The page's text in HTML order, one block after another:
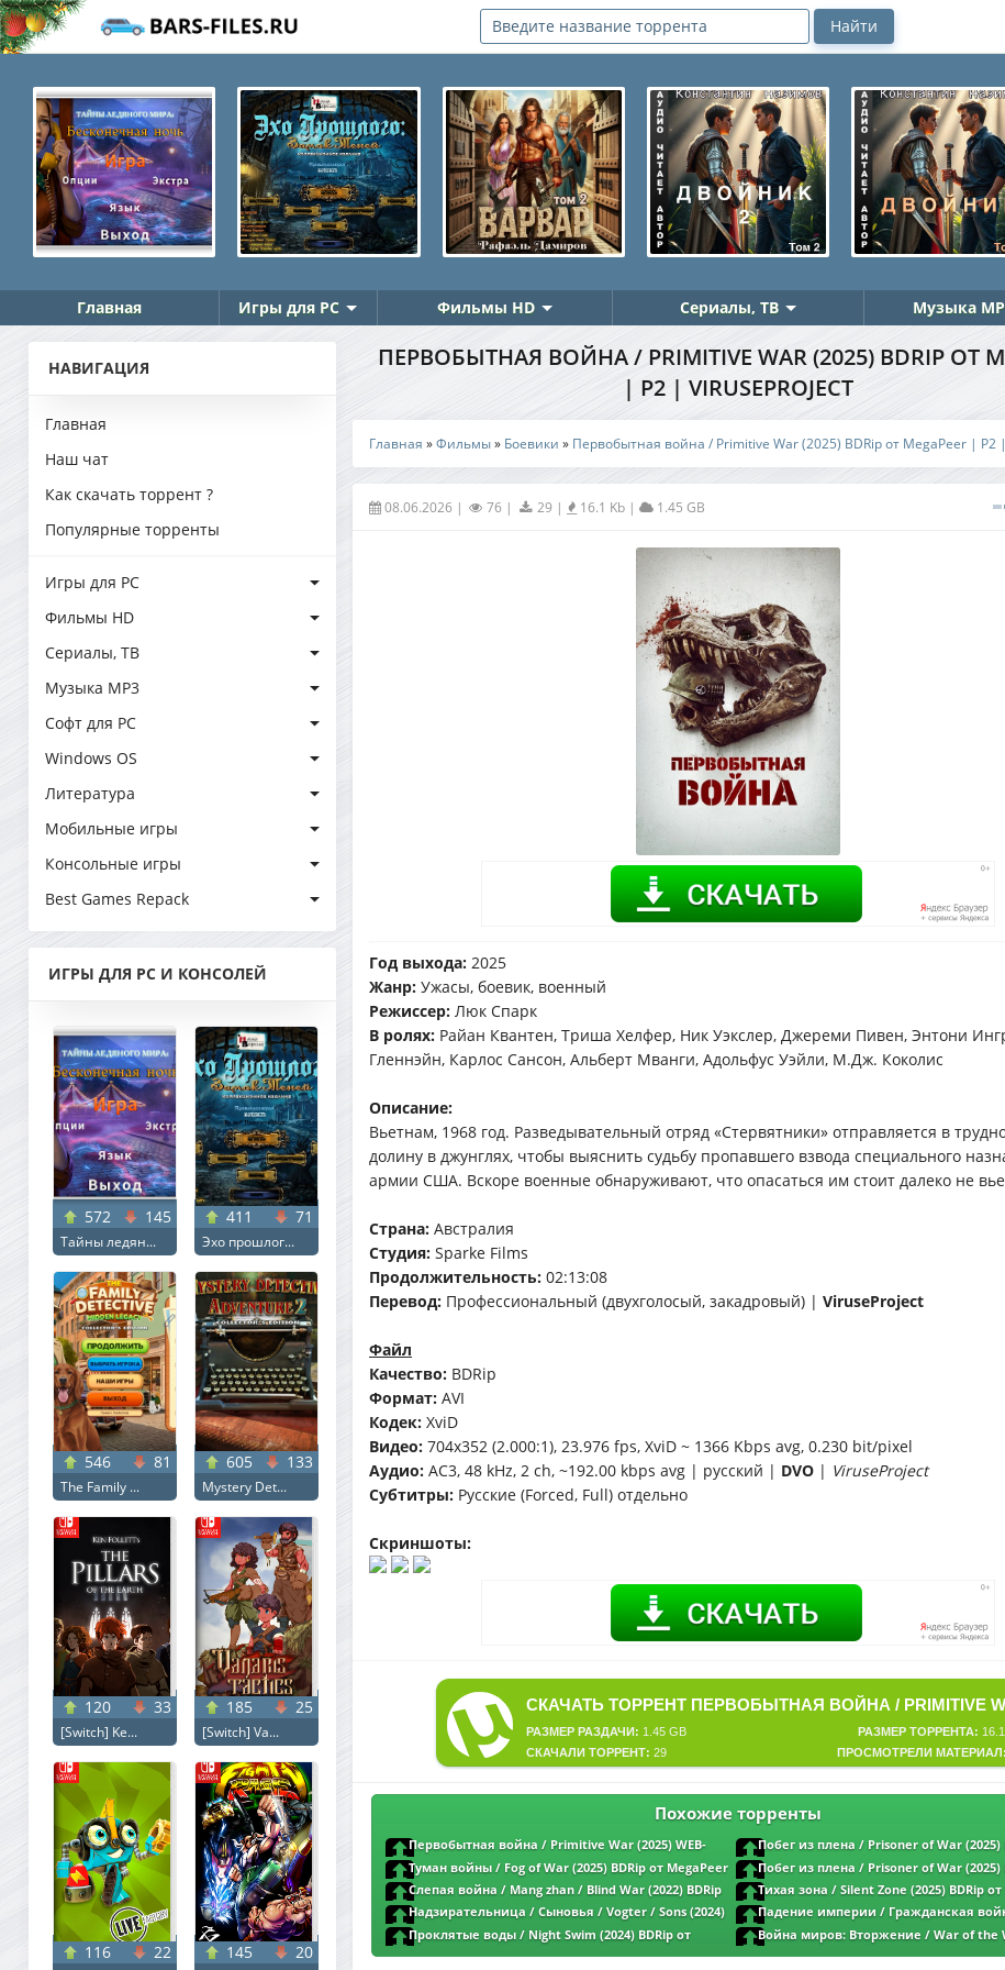
Главная Игры для PC Фильмы HD Сериалы, ТВ Музыка
НАВИГАЦИЯ
Главная
Наш чат
Как скачать торрент ?
Популярные торренты
Игры для PC
Фильмы HD
Сериалы, ТВ
Музыка MP3
Софт для PC
Windows OS
Литература
Мобильные игры
Консольные игры
Best Games Repack
ИГРЫ ДЛЯ PC И КОНСОЛЕЙ
572 145
Тайны ледян...
411 71
Эхо прошлог...
546 81
The Family ...
605 133
Mystery Det...
120 33
[Switch] Ke...
185 25
[Switch] Va...
116 22 145 20
ПЕРВОБЫТНАЯ ВОЙНА / PRIMITIVE WAR (2025) BDRIP ОТ
| P2 | VIRUSEPROJECT
Главная »Фильмы» Боевики » Первобытная война / Primitive War (2025) BDRip от MegaPeer | P2
08.06.2026 | 76 | 29 | 16.1 Kb| 1.45 GB
Год выхода: 2025
Жанр: Ужасы, боевик, военный
Режиссер: Люк Спарк
В ролях: Райан Квантен, Триша Хелфер, Ник Уэкслер, Джереми Пивен, Энтони
Гленнэйн, Карлос Сансон, Альберт Мванги, Адольфус Уэйли, М.Дж. Коколис
Описание:
Вьетнам, 1968 год. Разведывательный отряд «Стервятники» отправляется в
долину в джунглях, чтобы выяснить судьбу пропавшего взвода специального
армии США. Вскоре военные обнаруживают, что опасаться им стоит далеко не
Страна: Австралия
Студия: Sparke Films
Продолжительность: 02:13:08
Перевод: Профессиональный (двухголосый, закадровый) | ViruseProject
Файл
Качество: BDRip
Формат: AVI
Кодек: XviD
Видео: 704x352 (2.000:1), 23.976 fps, XviD ~ 1366 Kbps avg, 0.230 bit/pixel
Аудио: AC3, 48 kHz, 2 ch, ~192.00 kbps avg | русский | DVO | ViruseProject
Субтитры: Русские (Forced, Full) отдельно
Скриншоты:
РАЗМЕР ТОРРЕНТА:
РАЗМЕР РАЗДАЧИ: 1.45 GB
ПРОСМОТРЕЛИ МАТЕРИАЛ:
СКАЧАЛИ ТОРРЕНТ: 29
Похожие торренты
Первобытная война / Primitive War (2025) WEB-
DLRip-AVC от DoMiNo & селезень | P2 | ViruseProject
Побег из плена / Prisoner of War (2025)
MegaPeer | D | Кинопоиск HD
Туман войны / Fog of War (2025) BDRip от MegaPeer
| D | ARNIMA Production
Побег из плена / Prisoner of War (2025)
MegaPeer | P | TVShows
Слепая война / Mang zhan / Blind War (2022) BDRip
от MegaPeer | D | OKKO
Тихая зона / Silent Zone (2025) BDRip
P2 | ViruseProject
Надзирательница / Сыновья / Vogter / Sons (2024)
BDRip от MegaPeer | P2 | ViruseProject
Падение империи / Гражданская
War (2024) BDRip от MegaPeer | D
Проклятые воды / Night Swim (2024) BDRip от
MegaPeer | P2 | ViruseProject
Война миров: Вторжение / War of the
Attack (2023) BDRip от MegaPeer | D